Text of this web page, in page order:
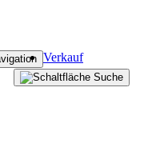
Verkauf